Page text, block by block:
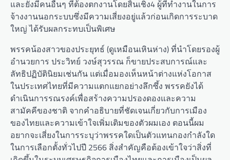
และยังมีคนอื่นๆ ที่ต้องตกงานโดยสิ้นเชิง4 ผู้ที่ทำงานในการ
จ้างงานนอกระบบซึ่งมีความเสี่ยงอยู่แล้วก่อนเกิดการระบาด
ใหญ่ ได้รับผลกระทบเป็นพิเศษ
พรรคน้องสาวของประยุทธ์ (ดูเหมือนเหินห่าง) ที่นำโดยรองผู้
อำนวยการ ประวิทย์ วงษ์สุวรรณ ก็ขายประสบการณ์และ
ลัทธิปฏิบัตินิยมเช่นกัน แต่เมื่อมองเห็นหน้าต่างแห่งโอกาส
ในประเทศไทยที่มีความแตกแยกอย่างลึกซึ้ง พรรคยังได้
ดำเนินการรณรงค์เพื่อสร้างความปรองดองและความ
สามัคคีของชาติ จากคำอธิบายที่ชัดเจนเกี่ยวกับการเมือง
ของไทยและความเข้าใจเพิ่มเติมของตัวผมเอง ตอนนี้ผม
อยากจะเสี่ยงในการระบุว่าพรรคใดเป็นตัวแทนกองกำลังใด
ในการเลือกตั้งทั่วไปปี 2566 สิ่งสำคัญคือต้องเข้าใจว่าสิ่งที่